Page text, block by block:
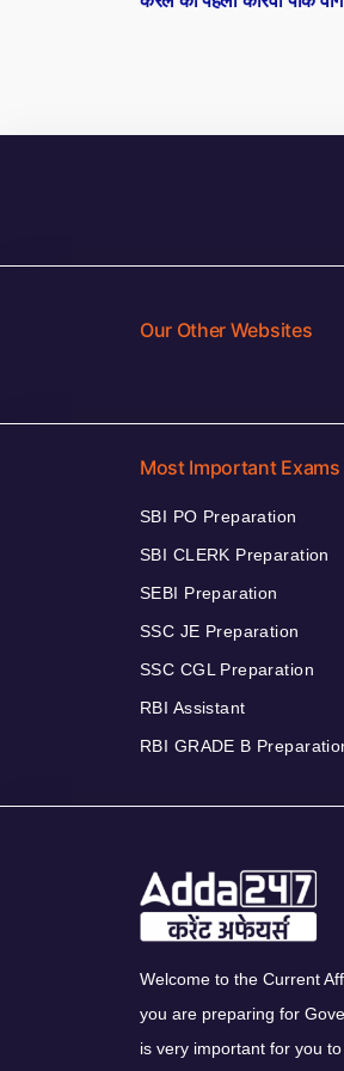
navigation
Our Other Websites
Most Important Exams
SBI PO Preparation
SBI CLERK Preparation
SEBI Preparation
SSC JE Preparation
SSC CGL Preparation
RBI Assistant
RBI GRADE B
Welcome to the Current
you are preparing for
is very important for you